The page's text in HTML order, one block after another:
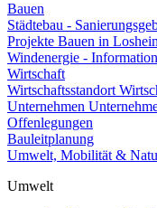
Bauen
Städtebau -
Projekte Bauen in
Windenergie -
Wirtschaft
Wirtschaftsstandort
Unternehmen
Offenlegungen
Bauleitplanung
Umwelt, Mobilität &
Umwelt